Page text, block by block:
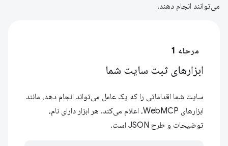
می‌توانند انجام دهند.
مرحله 1
ابزارهای ثبت سایت شما
سایت شما اقداماتی را که یک عامل می‌تواند انجام دهد، مانند
ابزارهای WebMCP، اعلام می‌کند. هر ابزار دارای نام،
توضیحات و طرح JSON است.